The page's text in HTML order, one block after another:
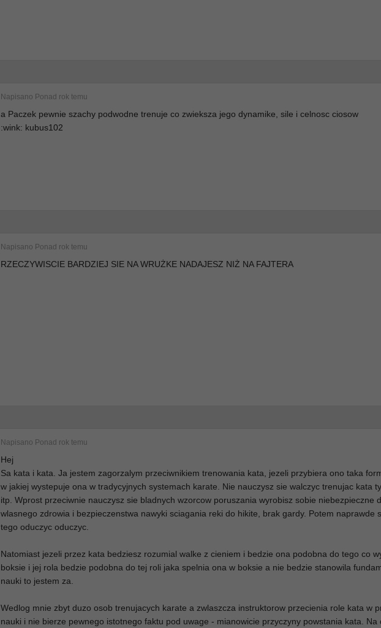
Napisano Ponad rok temu
a Paczek pewnie szachy podwodne trenuje co zwieksza jego dynamike, sile i celnosc ciosow
:wink: kubus102
Napisano Ponad rok temu
RZECZYWISCIE BARDZIEJ SIE NA WRUŻKE NADAJESZ NIŻ NA FAJTERA
Napisano Ponad rok temu
Hej
Sa kata i kata. Ja jestem zagorzalym przeciwnikiem trenowania kata, jezeli przybiera ono taka
w jakiej wystepuje ona w tradycyjnych systemach karate. Nie nauczysz sie walczyc trenujac kata
itp. Wprost przeciwnie nauczysz sie bladnych wzorcow poruszania wyrobisz sobie niebezpieczne
wlasnego zdrowia i bezpieczenstwa nawyki sciagania reki do hikite, brak gardy. Potem naprawde
tego oduczyc oduczyc.
Natomiast jezeli przez kata bedziesz rozumial walke z cieniem i bedzie ona podobna do tego co
boksie i jej rola bedzie podobna do tej roli jaka spelnia ona w boksie a nie bedzie stanowila
nauki to jestem za.
Wedlog mnie zbyt duzo osob trenujacych karate a zwlaszcza instruktorow przecienia role kata w
nauki i nie bierze pewnego istotnego faktu pod uwage - mianowicie przyczyny powstania kata. Na